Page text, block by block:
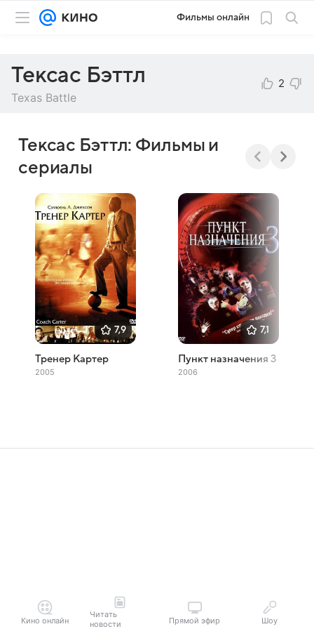
Фильмы онлайн
Тексас Бэттл
Texas Battle
2
Тексас Бэттл: Фильмы и
сериалы
7,9
Тренер Картер
2005
7,1
Пункт назначения 3
2006
Кино онлайн
Читать
новости
Прямой эфир Шоу